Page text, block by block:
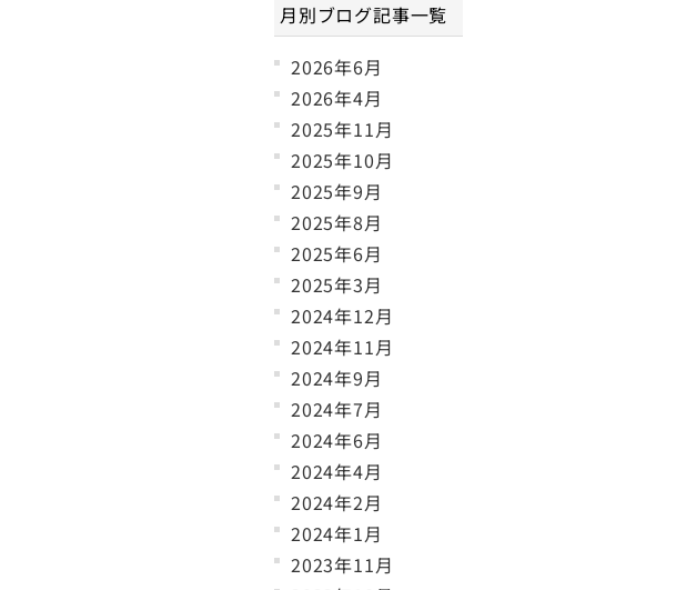
月別ブログ記事一覧
2026年6月
2026年4月
2025年11月
2025年10月
2025年9月
2025年8月
2025年6月
2025年3月
2024年12月
2024年11月
2024年9月
2024年7月
2024年6月
2024年4月
2024年2月
2024年1月
2023年11月